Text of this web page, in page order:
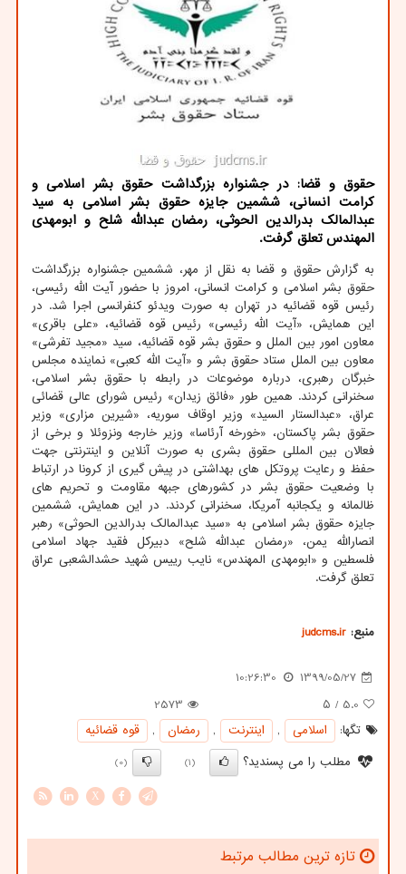
حقوق و قضا: در جشنواره بزرگداشت حقوق بشر اسلامی و
كرامت انسانی، ششمین جایزه حقوق بشر اسلامی به سید
عبدالمالك بدرالدین الحوثی، رمضان عبدالله شلح و ابومهدی
المهندس تعلق گرفت.
به گزارش حقوق و قضا به نقل از مهر، ششمین جشنواره بزرگداشت
حقوق بشر اسلامی و کرامت انسانی، امروز با حضور آیت الله رئیسی،
رئیس قوه قضائیه در تهران به صورت ویدئو کنفرانسی اجرا شد. در
این همایش، «آیت الله رئیسی» رئیس قوه قضائیه، «علی باقری»
معاون امور بین الملل و حقوق بشر قوه قضائیه، سید «مجید تفرشی»
معاون بین الملل ستاد حقوق بشر و «آیت الله کعبی» نماینده مجلس
خبرگان رهبری، درباره موضوعات در رابطه با حقوق بشر اسلامی،
سخنرانی کردند. همین طور «فائق زیدان» رئیس شورای عالی قضائی
عراق، «عبدالستار السید» وزیر اوقاف سوریه، «شیرین مزاری» وزیر
حقوق بشر پاکستان، «خورخه آرئاسا» وزیر خارجه ونزوئلا و برخی از
فعالان بین المللی حقوق بشری به صورت آنلاین و اینترنتی جهت
حفظ و رعایت پروتکل های بهداشتی در پیش گیری از کرونا در ارتباط
با وضعیت حقوق بشر در کشورهای جبهه مقاومت و تحریم های
ظالمانه و یکجانبه آمریکا، سخنرانی کردند. در این همایش، ششمین
جایزه حقوق بشر اسلامی به «سید عبدالمالک بدرالدین الحوثی» رهبر
انصارالله یمن، «رمضان عبدالله شلح» دبیرکل فقید جهاد اسلامی
فلسطین و «ابومهدی المهندس» نایب رییس شهید حشدالشعبی عراق
تعلق گرفت.
منبع: judcms.ir
1399/05/27
10:26:30
5.0 / ۵
2573
تگها:
اسلامی , اینترنت , رمضان ,
قوه قضائیه
مطلب را می پسندید؟
(1)
(0)
X
تازه ترین مطالب مرتبط